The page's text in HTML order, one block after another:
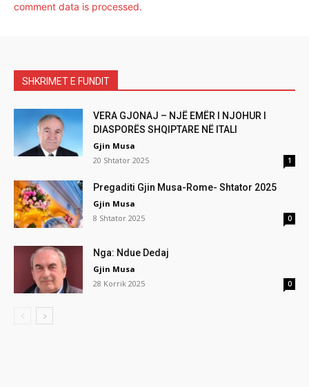
comment data is processed.
SHKRIMET E FUNDIT
VERA GJONAJ – NJË EMËR I NJOHUR I
DIASPORËS SHQIPTARE NË ITALI
Gjin Musa
20 Shtator 2025
1
Pregaditi Gjin Musa-Rome- Shtator 2025
Gjin Musa
8 Shtator 2025
0
Nga: Ndue Dedaj
Gjin Musa
28 Korrik 2025
0